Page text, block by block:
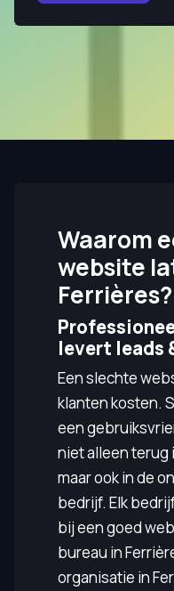
Waarom
website
Ferrières?
levert leads
Een slechte
klanten kosten.
een
niet alleen terug
maar ook in de
bedrijf. Elk
bij een goed
bureau in
organisatie in